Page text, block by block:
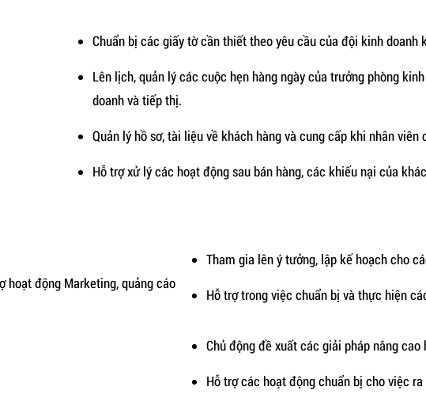
Chuẩn bị các giấy tờ cần thiết theo yêu cầu của đội kinh doanh
Lên lịch, quản lý các cuộc hẹn hàng ngày của trưởng phòng
doanh và tiếp thị.
Quản lý hồ sơ, tài liệu về khách hàng và cung cấp khi nhân
Hỗ trợ xử lý các hoạt động sau bán hàng, các khiếu nại của
hoạt động Marketing, quảng cáo
Tham gia lên ý tưởng, lập kế hoạch cho
Hỗ trợ trong việc chuẩn bị và thực hiện
Chủ động đề xuất các giải pháp nâng
Hỗ trợ các hoạt động chuẩn bị cho việc